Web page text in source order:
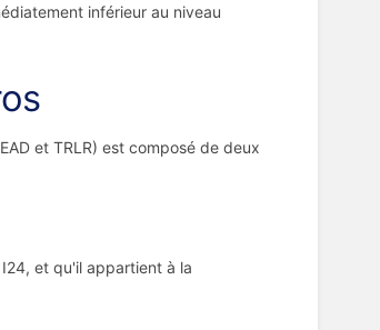
inférieur au niveau
et TRLR) est composé de deux
et qu'il appartient à la